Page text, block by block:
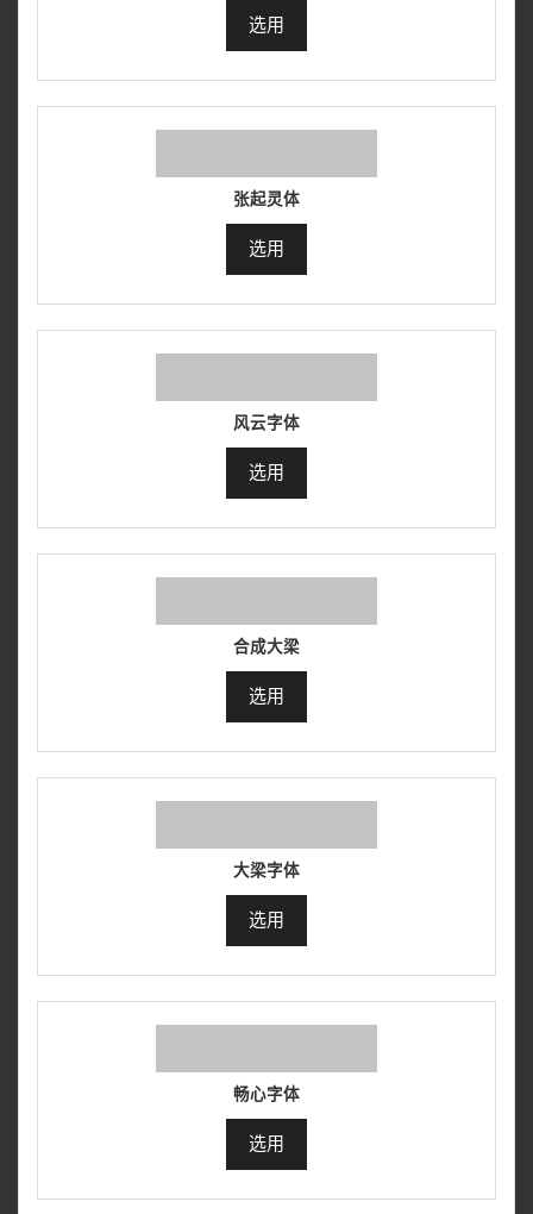
选用
张起灵体
选用
风云字体
选用
合成大梁
选用
大梁字体
选用
畅心字体
选用